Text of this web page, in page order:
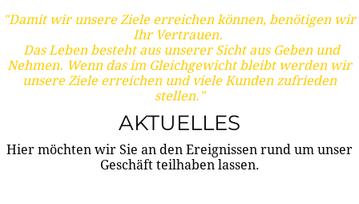
"Damit wir unsere Ziele erreichen können, benötigen wir
Ihr Vertrauen.
Das Leben besteht aus unserer Sicht aus Geben und
Nehmen. Wenn das im Gleichgewicht bleibt werden wir
unsere Ziele erreichen und viele Kunden zufrieden
stellen."
AKTUELLES
Hier möchten wir Sie an den Ereignissen rund um unser
Geschäft teilhaben lassen.